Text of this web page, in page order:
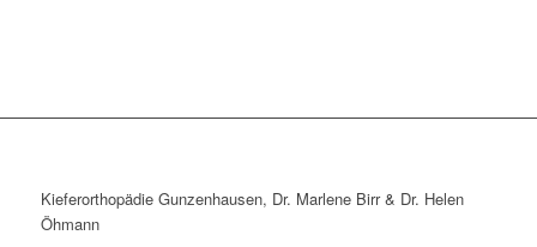
Kieferorthopädie Gunzenhausen, Dr. Marlene Birr & Dr. Helen
Öhmann